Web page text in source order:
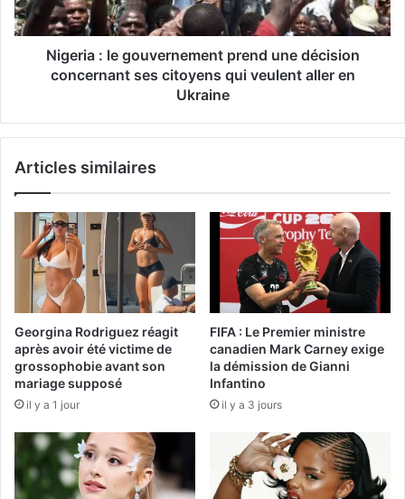
Nigeria : le gouvernement prend une décision
concernant ses citoyens qui veulent aller en
Ukraine
Articles similaires
Georgina Rodriguez réagit
après avoir été victime de
grossophobie avant son
mariage supposé
il y a 1 jour
FIFA : Le Premier ministre
canadien Mark Carney exige
la démission de Gianni
Infantino
il y a 3 jours